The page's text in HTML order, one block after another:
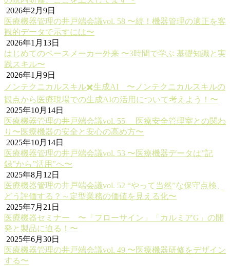
2026年2月9日
医療機器管理の井戸端会議vol. 58 〜続！機器管理の適正を客
観的データで示すには〜
2026年1月13日
はじめてのペースメーカー外来 〜3時間で学ぶ 基礎知識と実
践スキル〜
2026年1月9日
ノンテクニカルスキル✖️生成AI 〜ノンテクニカルスキルの
観点から医療現場での生成AIの活用について考えよう！〜
2025年10月14日
医療機器管理の井戸端会議vol. 55 医療安全管理室との関わ
り〜医療機器の安全と安心の高め方〜
2025年10月14日
医療機器管理の井戸端会議vol. 53 〜医療機器データは”記
録”から”活用”へ〜
2025年8月12日
医療機器管理の井戸端会議vol. 52 “やって当然”な保守点検、
どう評価する？～定型業務の価値を見える化〜
2025年7月21日
医療機器セミナー 〜「フローサイン」「カルミアG」の開
発と製品に迫る！〜
2025年6月30日
医療機器管理の井戸端会議vol. 49 〜医療機器研修をデザイン
する〜